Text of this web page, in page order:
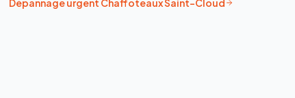
Dépannage urgent ChaffoteauxSaint-Cloud